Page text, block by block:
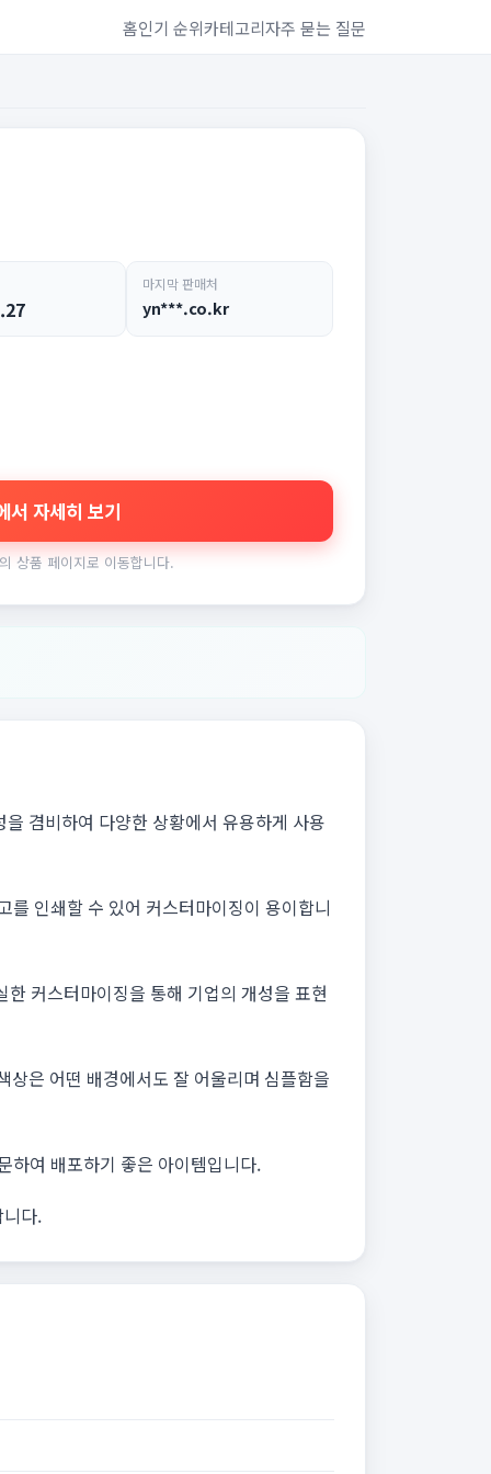
홈인기 순위카테고리자주 묻는 질문
마지막 판매처
yn***.co.kr
서 자세히 보기
상품 페이지로 이동합니다.
겸비하여 다양한 상황에서 유용하게 사용
인쇄할 수 있어 커스터마이징이 용이합니
커스터마이징을 통해 기업의 개성을 표현
은 어떤 배경에서도 잘 어울리며 심플함을
하여 배포하기 좋은 아이템입니다.
다.